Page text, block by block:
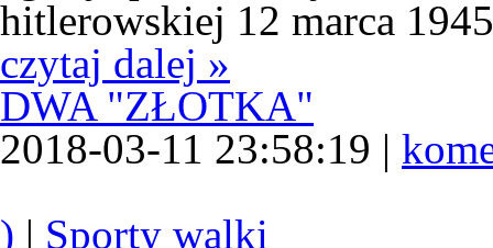
hitlerowskiej 12 marca
czytaj dalej »
DWA "ZŁOTKA"
2018-03-11 23:58:19 |
) | Sporty walki